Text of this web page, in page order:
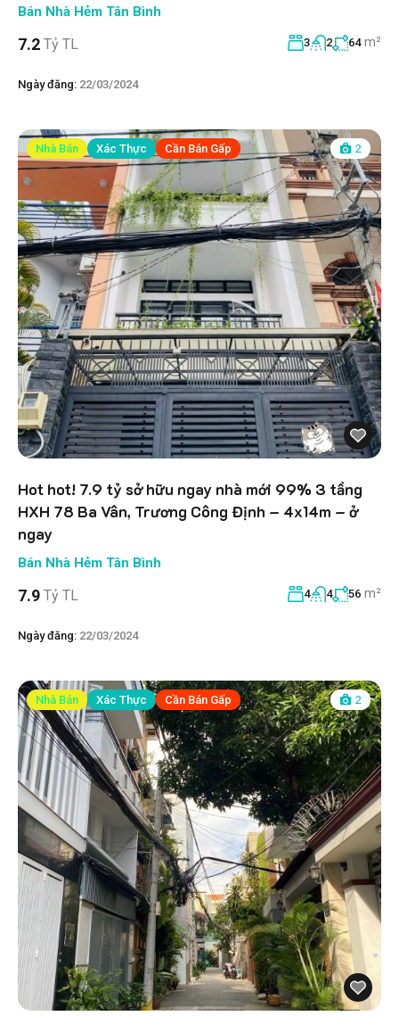
Bán Nhà Hẻm Tân Bình
7.2 Tỷ TL 3 2 64 m²
Ngày đăng: 22/03/2024
Nhà Bán Xác Thực Cần Bán Gấp 2
Hot hot! 7.9 tỷ sở hữu ngay nhà mới 99% 3 tầng
HXH 78 Ba Vân, Trương Công Định – 4x14m – ở
ngay
Bán Nhà Hẻm Tân Bình
7.9 Tỷ TL 4 4 56 m²
Ngày đăng: 22/03/2024
Nhà Bán Xác Thực Cần Bán Gấp 2